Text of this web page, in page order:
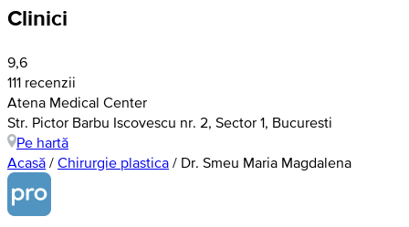
Clinici
9,6
111 recenzii
Atena Medical Center
Str. Pictor Barbu Iscovescu nr. 2, Sector 1, Bucuresti
Pe hartă
Acasă / Chirurgie plastica / Dr. Smeu Maria Magdalena